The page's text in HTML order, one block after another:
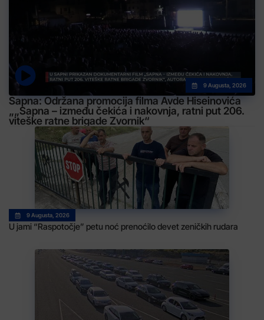
9 Augusta, 2026
Sapna: Održana promocija filma Avde Hiseinovića
„„Sapna – između čekića i nakovnja, ratni put 206.
viteške ratne brigade Zvornik“
9 Augusta, 2026
U jami “Raspotočje” petu noć prenoćilo devet zeničkih rudara